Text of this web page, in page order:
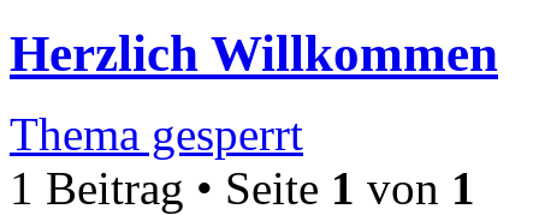
Herzlich Willkommen
Thema gesperrt
1 Beitrag • Seite 1 von 1